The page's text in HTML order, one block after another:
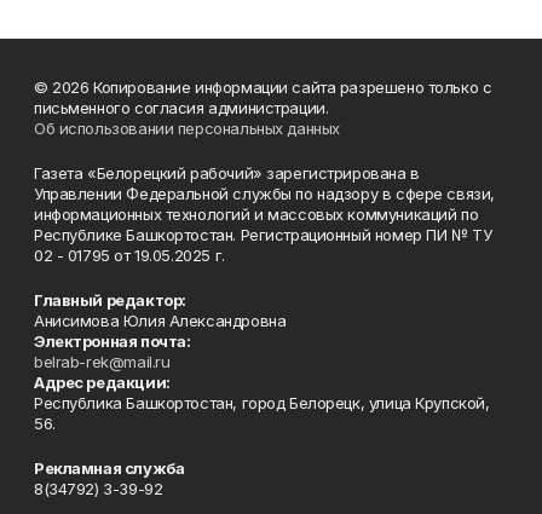
© 2026 Копирование информации сайта разрешено только с
письменного согласия администрации.
Об использовании персональных данных
Газета «Белорецкий рабочий» зарегистрирована в
Управлении Федеральной службы по надзору в сфере связи,
информационных технологий и массовых коммуникаций по
Республике Башкортостан. Регистрационный номер ПИ № ТУ
02 - 01795 от 19.05.2025 г.
Главный редактор:
Анисимова Юлия Александровна
Электронная почта:
belrab-rek@mail.ru
Адрес редакции:
Республика Башкортостан, город Белорецк, улица Крупской,
56.
Рекламная служба
8(34792) 3-39-92